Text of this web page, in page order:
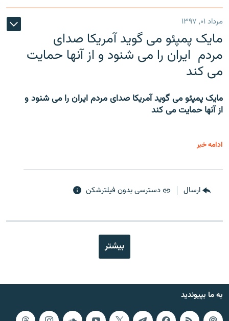
مرداد ۰۱, ۱۳۹۷
مایک پمپئو می گوید آمریکا صدای
مردم ایران را می شنود و از آنها حمایت
می کند
مایک پمپئو می گوید آمریکا صدای مردم ایران را می شنود و
از آنها حمایت می کند
ادامه خبر
ارسال دسترسی بدون فیلترشکن
بیشتر
به ما بپیوندید